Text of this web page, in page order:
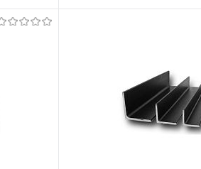
Купить в 1 клик
В избранное